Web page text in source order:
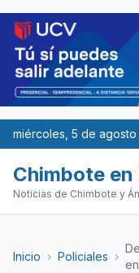
miércoles, 5 de
Chimbote en
Noticias de Chimbote y
Inicio › Policiales ›